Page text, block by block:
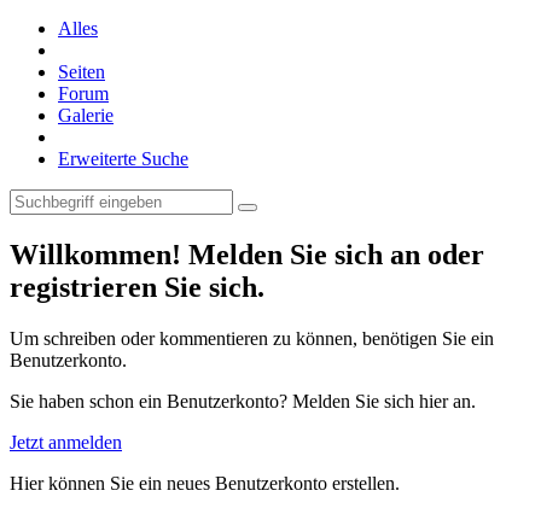
Alles
Seiten
Forum
Galerie
Erweiterte Suche
Willkommen! Melden Sie sich an oder
registrieren Sie sich.
Um schreiben oder kommentieren zu können, benötigen Sie ein
Benutzerkonto.
Sie haben schon ein Benutzerkonto? Melden Sie sich hier an.
Jetzt anmelden
Hier können Sie ein neues Benutzerkonto erstellen.